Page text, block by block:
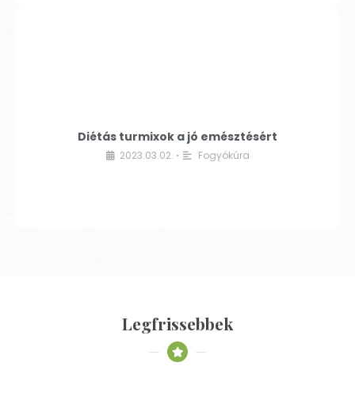
Diétás turmixok a jó emésztésért
2023.03.02. • Fogyókúra
Legfrissebbek